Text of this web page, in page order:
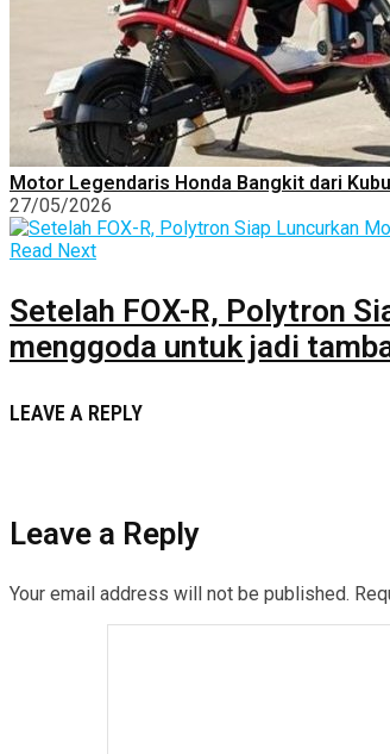
Motor Legendaris Honda Bangkit dari
27/05/2026
Read Next
Setelah FOX-R, Polytron
menggoda untuk jadi
LEAVE A REPLY
Leave a Reply
Your email address will not be published.